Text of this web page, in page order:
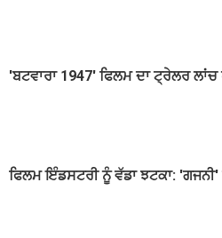
'ਬਟਵਾਰਾ 1947' ਫਿਲਮ ਦਾ ਟ੍ਰੇਲਰ
ਫਿਲਮ ਇੰਡਸਟਰੀ ਨੂੰ ਵੱਡਾ ਝਟਕਾ: